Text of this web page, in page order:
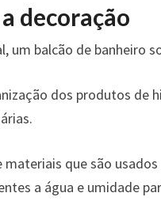
decoração
um balcão de banheiro
dos produtos de
que são
a água e umidade